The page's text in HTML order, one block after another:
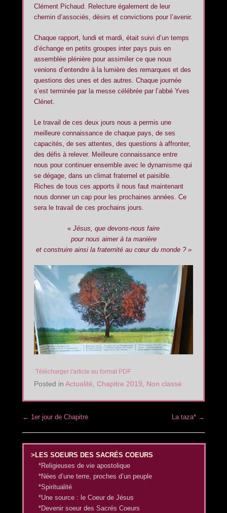
Clément Pichaud. Relecture également de leur
chemin d’associés, désirs et convictions pour l’avenir.
Chaque rapport, lundi et mardi, était suivi d’un temps
d’échange en petits groupes inter pays puis en
assemblée plénière pour assimiler ce que nous
venions d’entendre à la lumière des remarques et des
questions des unes et des autres. Chaque journée
s’est terminée par la messe célébrée par l’abbé Yves
Clénet.
Le travail de ces deux jours nous a permis une
meilleure connaissance de chaque pays, de ses
capacités, de ses attentes, des questions à affronter,
des défis à relever. Meilleure connaissance entre
nous pour continuer ensemble avec le dynamisme qui
se dégage, dans un climat fraternel et paisible.
Riches de tous ces apports il nous faut maintenant
nous donner un cap pour les prochaines années. Ce
sera le travail de ces prochains jours.
« Jésus, que devons-nous faire
pour nous aimer à ta manière
et construire ainsi la fraternité au cœur du monde ? »
Télécharger l'article au format PDF
Posted in Actualité, Chapitre 2019, Non classé
Post navigation
← 1er jour de Chapitre La taza* →
>LES SOEURS DES SACRÉS COEURS
*Religieuses de vie apostolique
*Nées d’une terre, proches d’un peuple
*Spiritualité
*Une source : le Coeur de Jésus
*Devenir soeur des Sacrés Coeurs